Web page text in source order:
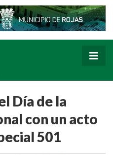
Día de la
con un acto
501